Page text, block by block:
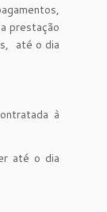
prestação
até o dia
à
até o dia